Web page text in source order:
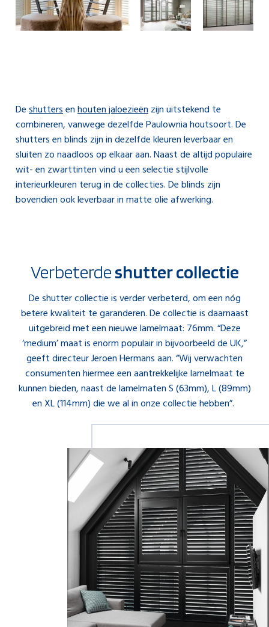
Deshuttersenhouten jaloezieënzijn uitstekend te
combineren, vanwege dezelfde Paulownia houtsoort. De
shutters en blinds zijn in dezelfde kleuren leverbaar en
sluiten zo naadloos op elkaar aan. Naast de altijd populaire
wit- en zwarttinten vind u een selectie stijlvolle
interieurkleuren terug in de collecties. De blinds zijn
bovendien ook leverbaar in matte olie afwerking.
Verbeterdeshutter collectie
De shutter collectie is verder verbeterd, om een nóg
betere kwaliteit te garanderen. De collectie is daarnaast
uitgebreid met een nieuwe lamelmaat: 76mm. “Deze
‘medium’ maat is enorm populair in bijvoorbeeld de UK,”
geeft directeur Jeroen Hermans aan. “Wij verwachten
consumenten hiermee een aantrekkelijke lamelmaat te
kunnen bieden, naast de lamelmaten S (63mm), L (89mm)
en XL (114mm) die we al in onze collectie hebben”.